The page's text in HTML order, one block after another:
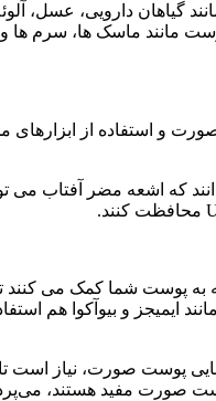
گیاهان دارویی، عسل،
مانند ماسک ها، سرم
و استفاده از ابزارهای
که اشعه مضر آفتاب می
پوست شما کمک می کنند
ایمیجز و بیوآکوا هم
صورت، نیاز است تا
صورت مفید هستند،